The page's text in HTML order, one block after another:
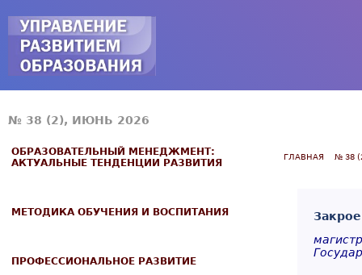
№ 38 (2), ИЮНЬ 2026
ГЛАВНАЯ № 38
ОБРАЗОВАТЕЛЬНЫЙ МЕНЕДЖМЕНТ:
АКТУАЛЬНЫЕ ТЕНДЕНЦИИ РАЗВИТИЯ
МЕТОДИКА ОБУЧЕНИЯ И ВОСПИТАНИЯ
ПРОФЕССИОНАЛЬНОЕ РАЗВИТИЕ